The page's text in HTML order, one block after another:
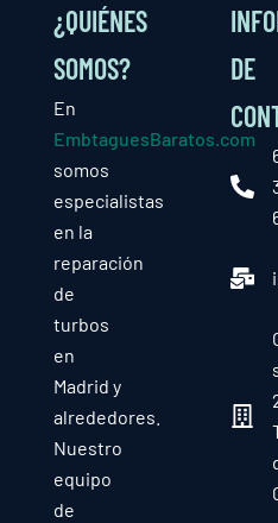
¿QUIÉNES
SOMOS?
En
EmbtaguesBaratos.com
somos
especialistas
en la
reparación
de
turbos
en
Madrid y
alrededores.
Nuestro
equipo
de
DE